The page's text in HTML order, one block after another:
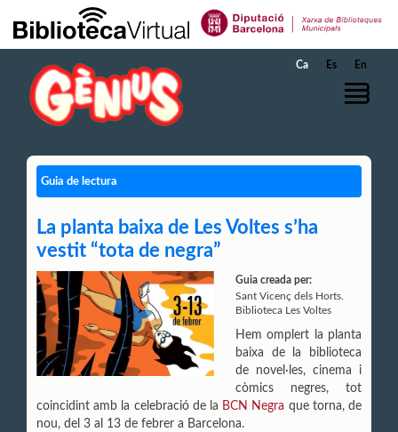
Salta al contingut principal
Ca Es En
Guia de lectura
La planta baixa de Les Voltes s’ha
vestit “tota de negra”
Guia creada per:
Sant Vicenç dels Horts.
Biblioteca Les Voltes
Hem omplert la planta
baixa de la biblioteca
de novel·les, cinema i
còmics negres, tot
coincidint amb la celebració de la BCN Negra que torna, de
nou, del 3 al 13 de febrer a Barcelona.